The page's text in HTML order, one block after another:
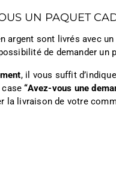
UN PAQUET
argent sont livrés avec un
de demander un
, il vous suffit
case“Avez-vous une
la livraison de votre